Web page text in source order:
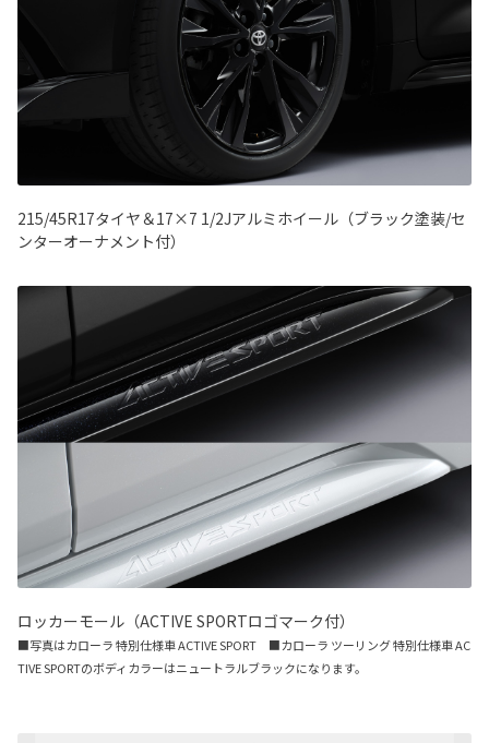
215/45R17タイヤ＆17×7 1/2Jアルミホイール（ブラック塗装/セ
ンターオーナメント付）
ロッカーモール（ACTIVE SPORTロゴマーク付）
■写真はカローラ 特別仕様車 ACTIVE SPORT ■カローラ ツーリング 特別仕様車 AC
TIVE SPORTのボディカラーはニュートラルブラックになります。